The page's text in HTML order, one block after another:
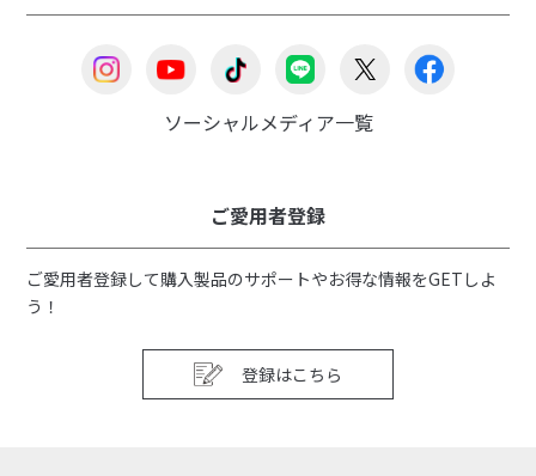
ソーシャルメディア一覧
ご愛用者登録
ご愛用者登録して購入製品のサポートやお得な情報をGETしよ
う！
登録はこちら